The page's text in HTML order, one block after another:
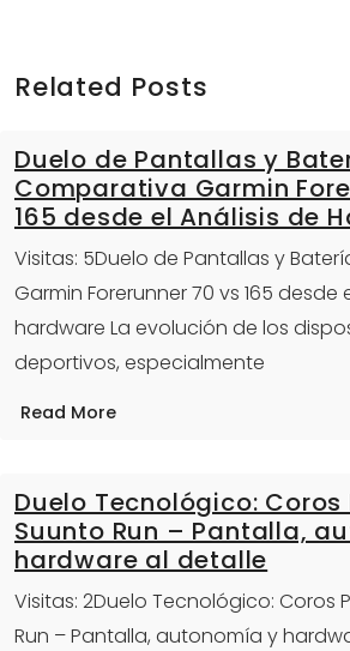
Related Posts
Duelo de Pantallas y
Comparativa Garmin
165 desde el Análisis de
Visitas: 5Duelo de Pantallas y
Garmin Forerunner 70 vs 165 desde
hardware La evolución de los
deportivos, especialmente
Read More
Duelo Tecnológico: Coros
Suunto Run – Pantalla,
hardware al detalle
Visitas: 2Duelo Tecnológico: Coros
Run – Pantalla, autonomía y